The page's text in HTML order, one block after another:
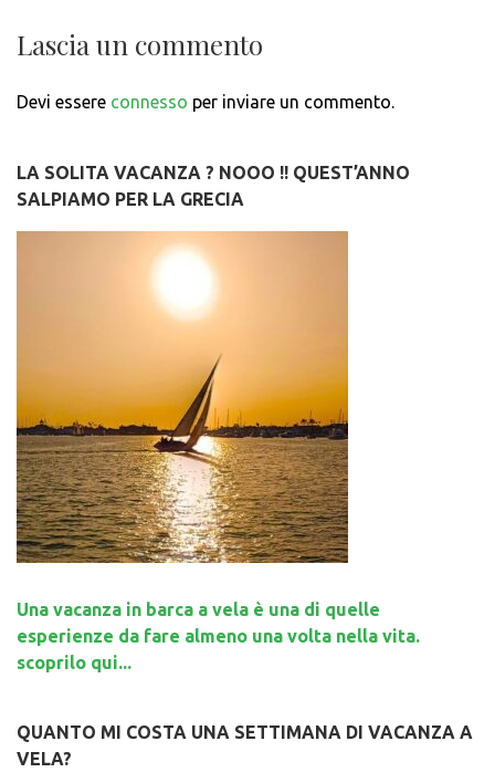
Lascia un commento
Devi essere connesso per inviare un commento.
LA SOLITA VACANZA ? NOOO !! QUEST’ANNO
SALPIAMO PER LA GRECIA
Una vacanza in barca a vela è una di quelle
esperienze da fare almeno una volta nella vita.
scoprilo qui...
QUANTO MI COSTA UNA SETTIMANA DI VACANZA A
VELA?